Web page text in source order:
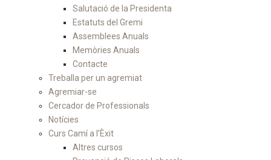
Salutació de la Presidenta
Estatuts del Gremi
Assemblees Anuals
Memòries Anuals
Contacte
Treballa per un agremiat
Agremiar-se
Cercador de Professionals
Notícies
Curs Camí a l’Èxit
Altres cursos